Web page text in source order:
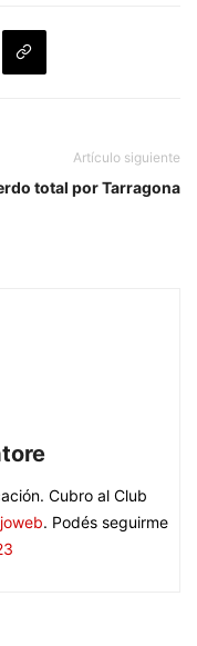
Artículo siguiente
total por Tarragona
Cubro al Club
. Podés seguirme